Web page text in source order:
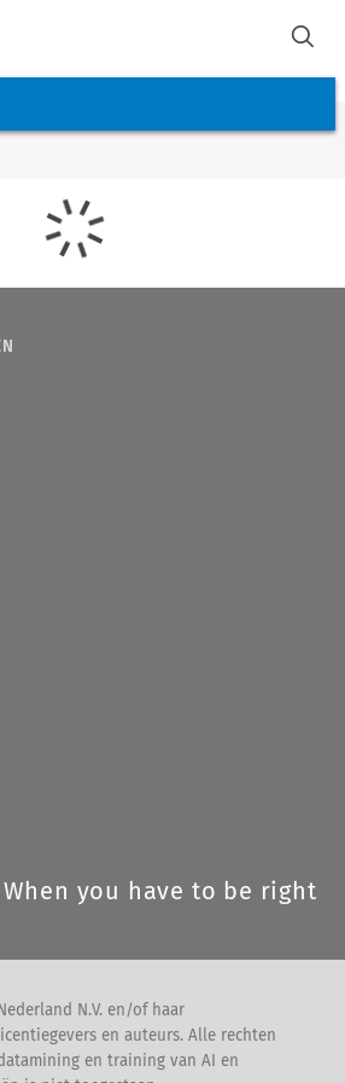
When you have to be right
N.V. en/of haar
en auteurs. Alle rechten
en training van AI en